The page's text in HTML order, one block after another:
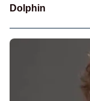
Dolphin